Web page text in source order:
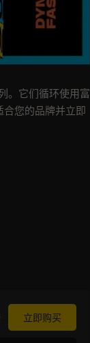
。它们循环使用富
您的品牌并立即
立即购买